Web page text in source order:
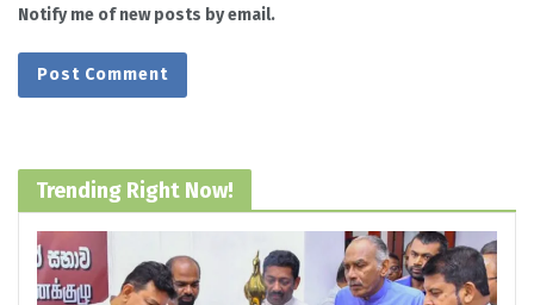
Notify me of new posts by email.
Trending Right Now!